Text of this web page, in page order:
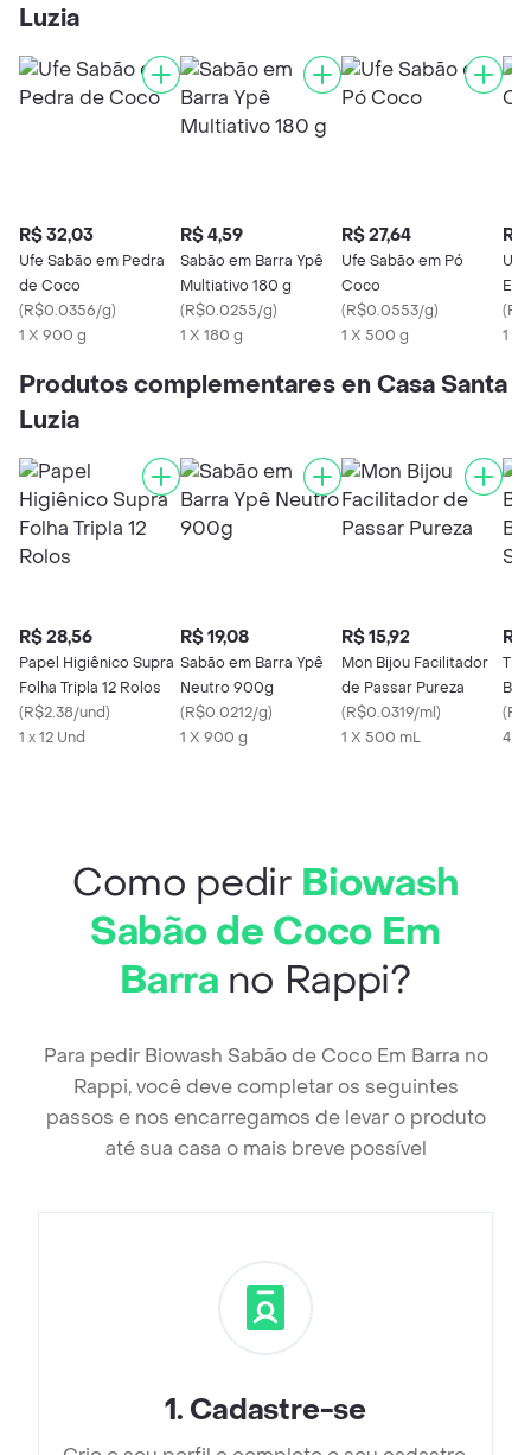
Luzia
R$ 32,03
Ufe Sabão em Pedra
de Coco
(R$0.0356/g)
1 X 900 g
R$ 4,59
Sabão em Barra Ypê
Multiativo 180 g
(R$0.0255/g)
1 X 180 g
R$ 27,64
Ufe Sabão em Pó
Coco
(R$0.0553/g)
1 X 500 g
R$
Em
(
1 X
Produtos complementares en Casa Santa
Luzia
R$ 28,56
Papel Higiênico Supra
Folha Tripla 12 Rolos
(R$2.38/und)
1 x 12 Und
R$ 19,08
Sabão em Barra Ypê
Neutro 900g
(R$0.0212/g)
1 X 900 g
R$ 15,92
Mon Bijou Facilitador
de Passar Pureza
(R$0.0319/ml)
1 X 500 mL
R$
Tio
(
Como pedir Biowash
Sabão de Coco Em
Barra no Rappi?
Para pedir Biowash Sabão de Coco Em Barra no
Rappi, você deve completar os seguintes
passos e nos encarregamos de levar o produto
até sua casa o mais breve possível
1. Cadastre-se